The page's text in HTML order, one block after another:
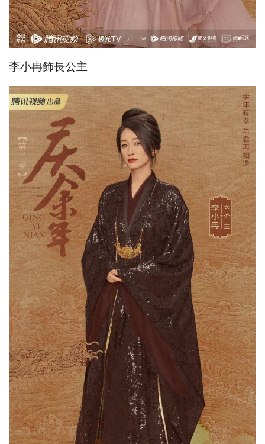
李小冉飾長公主